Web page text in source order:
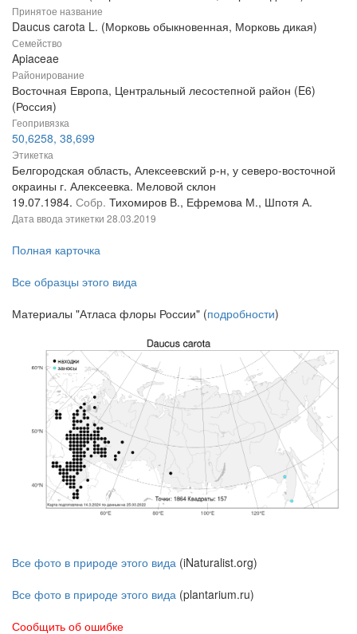
Принятое название
Daucus carota L. (Морковь обыкновенная, Морковь дикая)
Семейство
Apiaceae
Районирование
Восточная Европа, Центральный лесостепной район (E6)
(Россия)
Геопривязка
50,6258, 38,699
Этикетка
Белгородская область, Алексеевский р-н, у северо-восточной
окраины г. Алексеевка. Меловой склон
19.07.1984. Собр. Тихомиров В., Ефремова М., Шпотя А.
Дата ввода этикетки 28.03.2019
Полная карточка
Все образцы этого вида
Материалы "Атласа флоры России" (подробности)
Все фото в природе этого вида (iNaturalist.org)
Все фото в природе этого вида (plantarium.ru)
Сообщить об ошибке